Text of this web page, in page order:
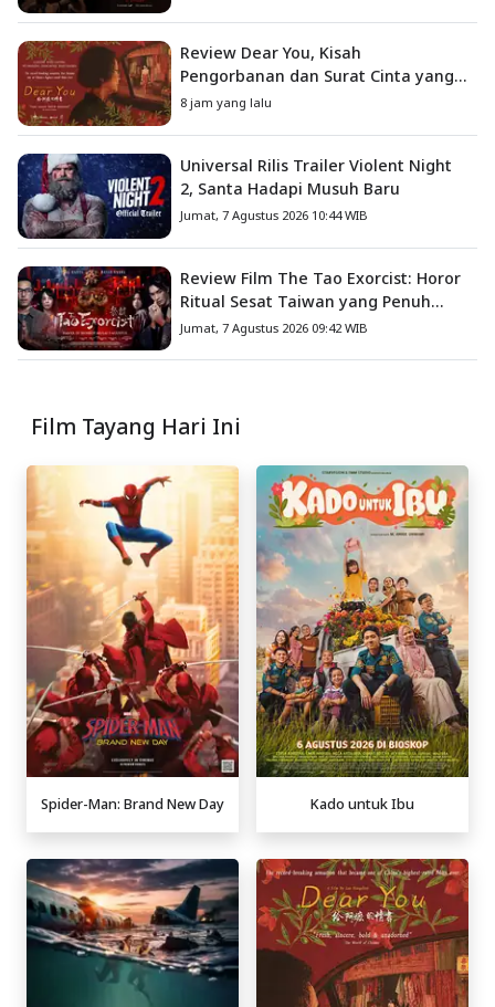
Review Dear You, Kisah
Pengorbanan dan Surat Cinta yang
Menyentuh Hati
8 jam yang lalu
Universal Rilis Trailer Violent Night
2, Santa Hadapi Musuh Baru
Jumat, 7 Agustus 2026 10:44 WIB
Review Film The Tao Exorcist: Horor
Ritual Sesat Taiwan yang Penuh
Misteri dan Teror Psikologis
Jumat, 7 Agustus 2026 09:42 WIB
Film Tayang Hari Ini
Spider-Man: Brand New Day Kado untuk Ibu